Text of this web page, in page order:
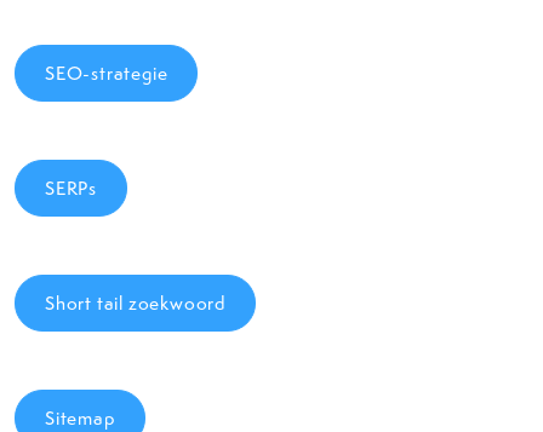
SEO-strategie
SERPs
Short tail zoekwoord
Sitemap